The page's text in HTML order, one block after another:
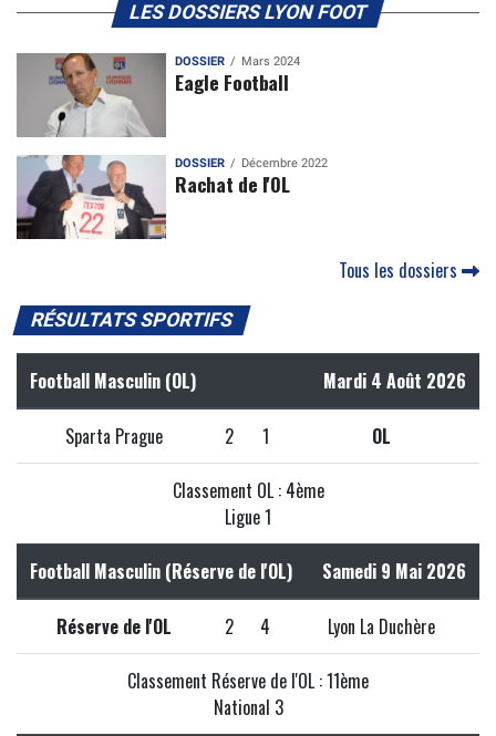
LES DOSSIERS LYON FOOT
DOSSIER Mars 2024
Eagle Football
DOSSIER Décembre 2022
Rachat de l'OL
Tous les dossiers
RÉSULTATS SPORTIFS
Football Masculin (OL) Mardi 4 Août 2026
Sparta Prague 2 1 OL
Classement OL : 4ème
Ligue 1
Football Masculin (Réserve de l'OL) Samedi 9 Mai 2026
Réserve de l'OL 2 4 Lyon La Duchère
Classement Réserve de l'OL : 11ème
National 3